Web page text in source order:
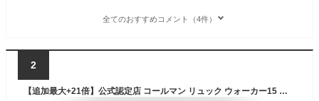
全てのおすすめコメント（4件）
2
【追加最大+21倍】公式認定店 コールマン リュック ウォーカー15 アウトドアブランド メンズ レディース キッズ 男子 女子 大学生 通学 軽量 軽い ミニ 小さめ 15L Coleman walker15 cpn20o